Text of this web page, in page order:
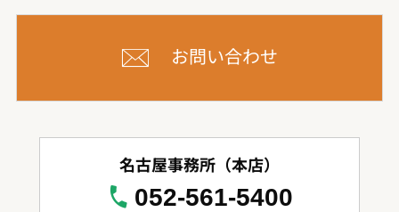
お問い合わせ
名古屋事務所（本店）
052-561-5400